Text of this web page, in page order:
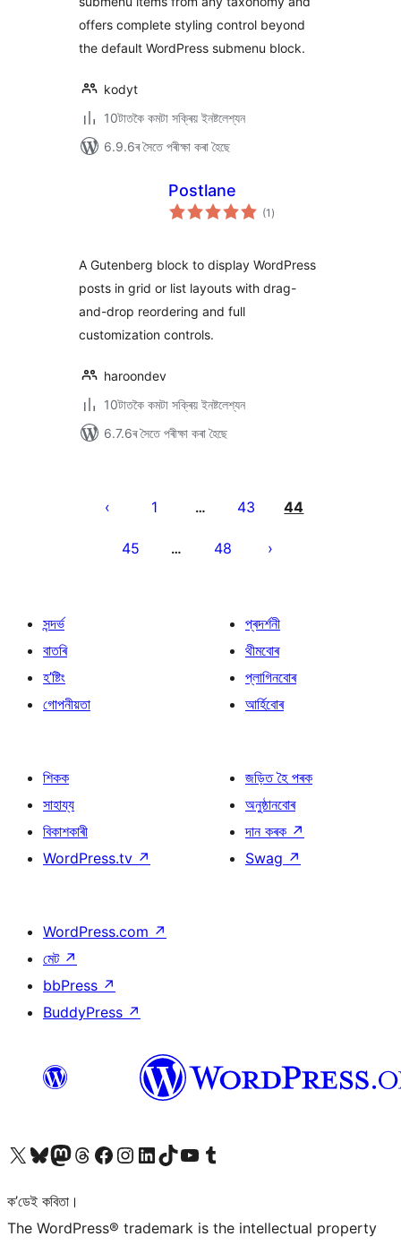
offers complete styling control beyond
the default WordPress submenu block.
kodyt
10টাতকৈ কমটা সক্ৰিয় ইনষ্টলেশ্যন
6.9.6ৰ সৈতে পৰীক্ষা কৰা হৈছে
Postlane
(1 টা
মুঠ)
A Gutenberg block to display WordPress
posts in grid or list layouts with drag-
and-drop reordering and full
customization controls.
haroondev
10টাতকৈ কমটা সক্ৰিয় ইনষ্টলেশ্যন
6.7.6ৰ সৈতে পৰীক্ষা কৰা হৈছে
পৃষ্ঠাকৰণ
1 … 43 44
45 … 48
সন্দৰ্ভ
বাতৰি
হ’ষ্টিং
গোপনীয়তা
প্ৰদৰ্শনী
থীমবোৰ
প্লাগিনবোৰ
আৰ্হিবোৰ
শিকক
সাহায্য
বিকাশকাৰী
WordPress.tv ↗
জড়িত হৈ পৰক
অনুষ্ঠানবোৰ
দান কৰক ↗
Swag ↗
WordPress.com ↗
মেট ↗
bbPress ↗
BuddyPress ↗
আমাৰ X (আগৰ Twitter) একাউণ্টলৈ যাওকআমাৰ Bluesky একাউণ্টলৈ যাওকআমাৰ Mastodon একাউণ্টলৈ যাওকআমাৰ Threads একাউণ্টলৈ যাওকআমাৰ Facebook পৃষ্ঠালৈ যাওকআমাৰ Instagram একাউণ্টলৈ যাওকআমাৰ LinkedIn একাউণ্টলৈ যাওকআমাৰ TikTok একাউণ্টলৈ যাওকআমাৰ YouTube চেনেললৈ যাওকআমাৰ Tumblr একাউণ্টলৈ যাওক
ক’ডেই কবিতা।
The WordPress® trademark is the intellectual property